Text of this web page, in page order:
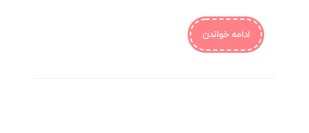
ادامه خواندن